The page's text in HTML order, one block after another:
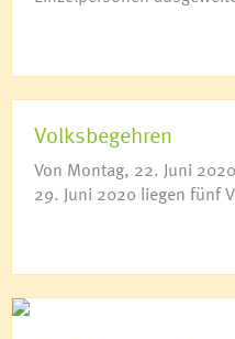
Volksbegehren
Von Montag, 22. Juni
29. Juni 2020 liegen fünf